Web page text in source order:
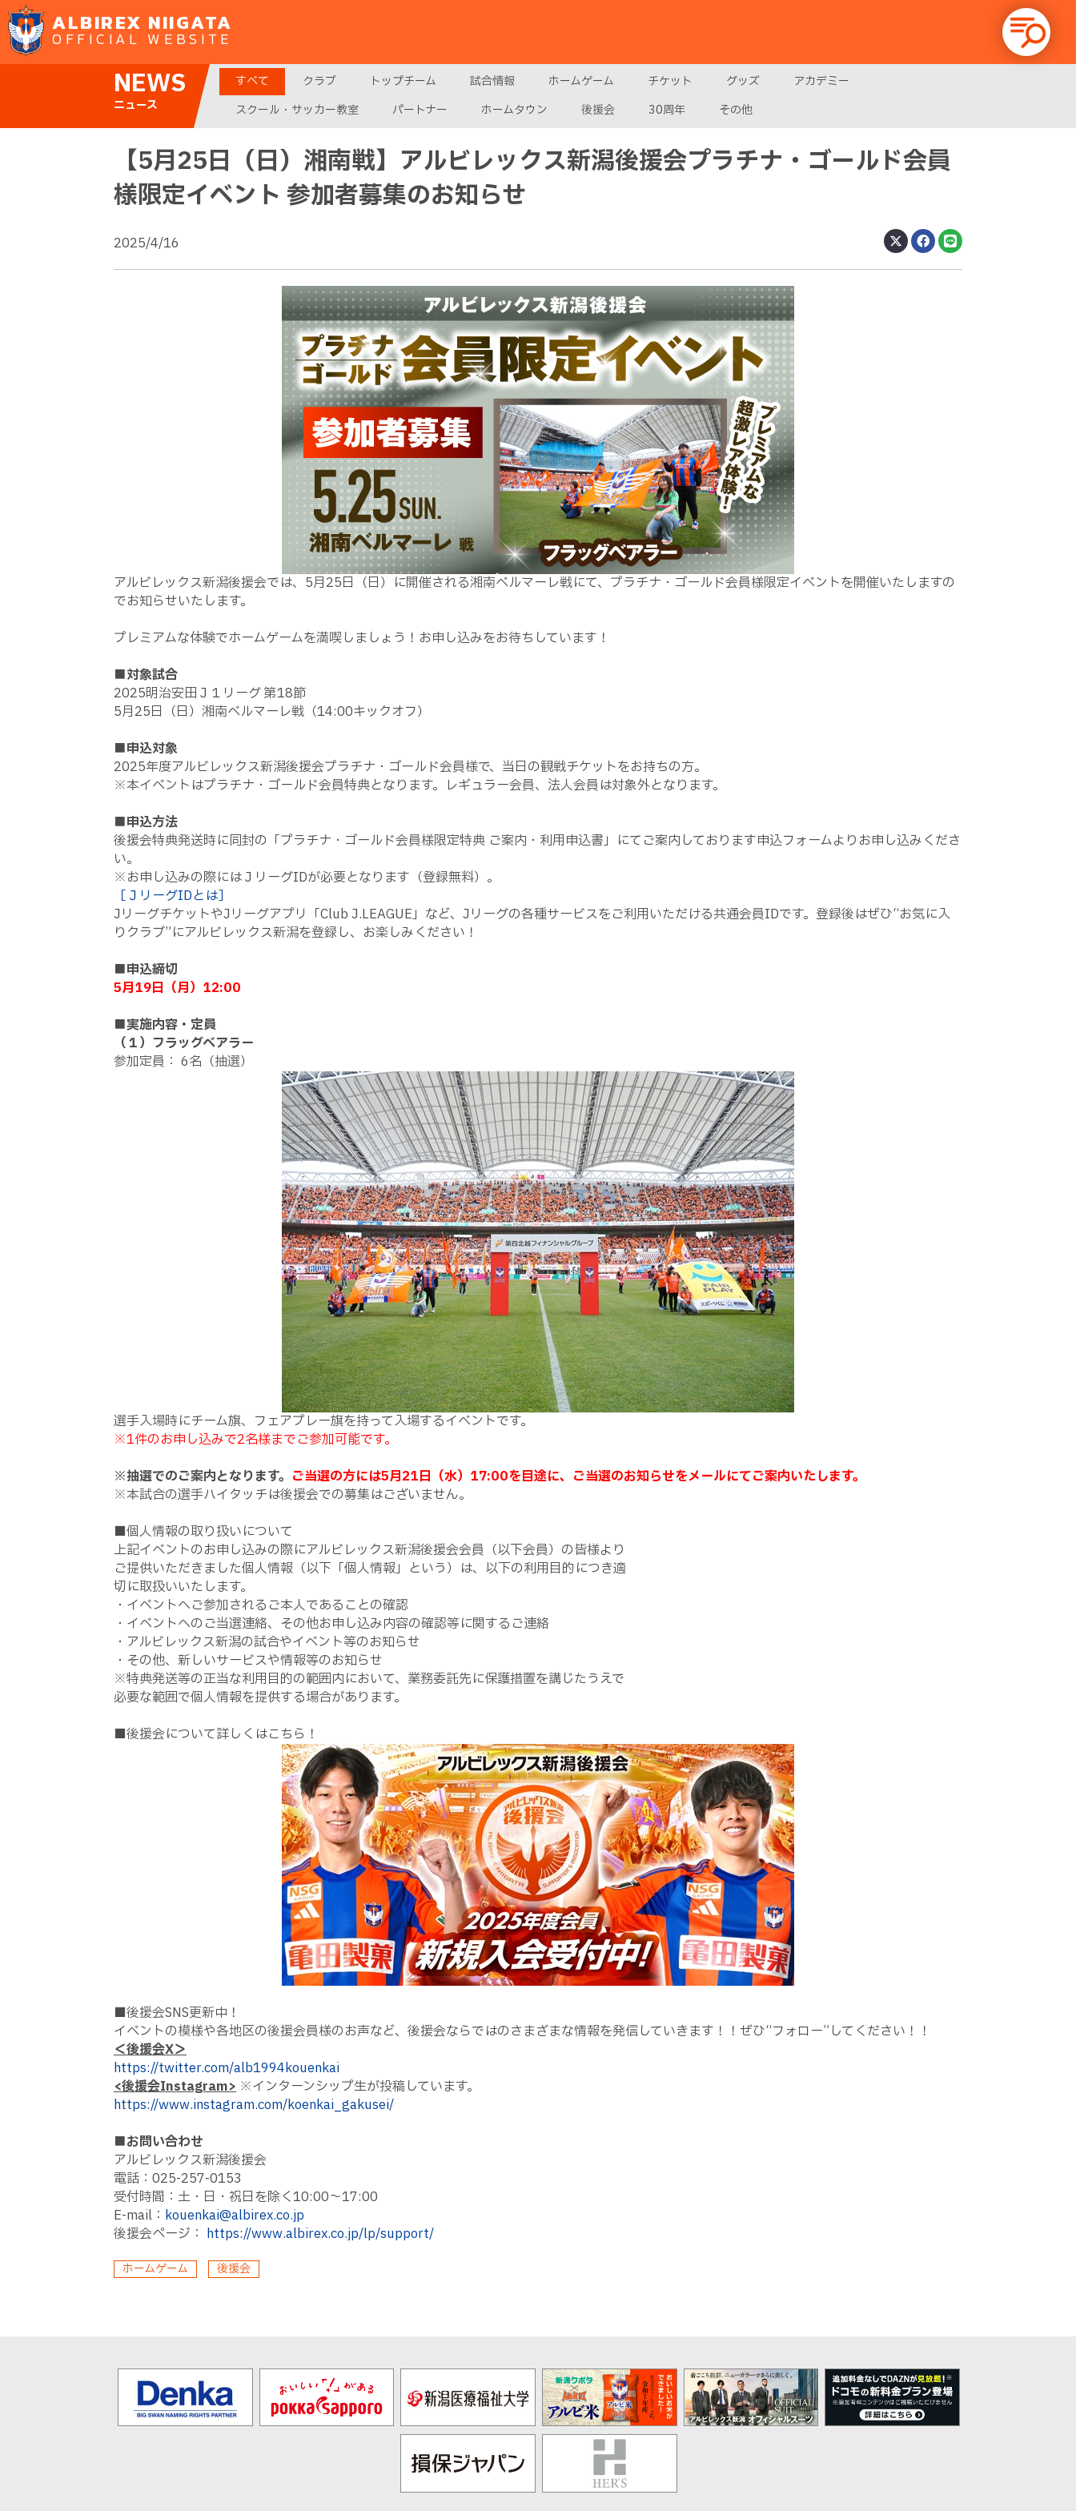
ALBIREX NIIGATA
OFFICIAL WEBSITE
NEWS
ニュース
すべて クラブ トップチーム 試合情報 ホームゲーム チケット グッズ
アカデミー
スクール・サッカー教室
パートナー ホームタウン 後援会 30周年 その他
【5月25日（日）湘南戦】アルビレックス新潟後援会プラチナ・ゴールド会員
様限定イベント 参加者募集のお知らせ
2025/4/16
アルビレックス新潟後援会では、5月25日（日）に開催される湘南ベルマーレ戦にて、プラチナ・ゴールド会員様限定イベントを開催いたしますの
でお知らせいたします。
プレミアムな体験でホームゲームを満喫しましょう！お申し込みをお待ちしています！
■対象試合
2025明治安田Ｊ１リーグ 第18節
5月25日（日）湘南ベルマーレ戦（14:00キックオフ）
■申込対象
2025年度アルビレックス新潟後援会プラチナ・ゴールド会員様で、当日の観戦チケットをお持ちの方。
※本イベントはプラチナ・ゴールド会員特典となります。レギュラー会員、法人会員は対象外となります。
■申込方法
後援会特典発送時に同封の「プラチナ・ゴールド会員様限定特典 ご案内・利用申込書」にてご案内しております申込フォームよりお申し込みくださ
い。
※お申し込みの際にはＪリーグIDが必要となります（登録無料）。
［ＪリーグIDとは］
JリーグチケットやJリーグアプリ「Club J.LEAGUE」など、Jリーグの各種サービスをご利用いただける共通会員IDです。登録後はぜひ“お気に入
りクラブ”にアルビレックス新潟を登録し、お楽しみください！
■申込締切
5月19日（月）12:00
■実施内容・定員
（１）フラッグベアラー
参加定員： 6名（抽選）
選手入場時にチーム旗、フェアプレー旗を持って入場するイベントです。
※1件のお申し込みで2名様までご参加可能です。
※抽選でのご案内となります。 ご当選の方には5月21日（水）17:00を目途に、ご当選のお知らせをメールにてご案内いたします。
※本試合の選手ハイタッチは後援会での募集はございません。
■個人情報の取り扱いについて
上記イベントのお申し込みの際にアルビレックス新潟後援会会員（以下会員）の皆様より
ご提供いただきました個人情報（以下「個人情報」という）は、以下の利用目的につき適
切に取扱いいたします。
・イベントへご参加されるご本人であることの確認
・イベントへのご当選連絡、その他お申し込み内容の確認等に関するご連絡
・アルビレックス新潟の試合やイベント等のお知らせ
・その他、新しいサービスや情報等のお知らせ
※特典発送等の正当な利用目的の範囲内において、業務委託先に保護措置を講じたうえで
必要な範囲で個人情報を提供する場合があります。
■後援会について詳しくはこちら！
■後援会SNS更新中！
イベントの模様や各地区の後援会員様のお声など、後援会ならではのさまざまな情報を発信していきます！！ぜひ“フォロー”してください！！
＜後援会X＞
https://twitter.com/alb1994kouenkai
<後援会Instagram> ※インターンシップ生が投稿しています。
https://www.instagram.com/koenkai_gakusei/
■お問い合わせ
アルビレックス新潟後援会
電話：025-257-0153
受付時間：土・日・祝日を除く10:00〜17:00
E-mail： kouenkai@albirex.co.jp
後援会ページ： https://www.albirex.co.jp/lp/support/
ホームゲーム 後援会